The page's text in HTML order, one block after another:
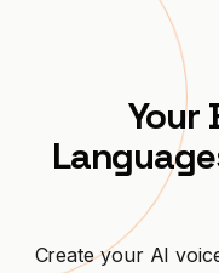
Διαθέσιμο
Ανάπτυξε το
Ξενοδοχείο
Ηλεκτρονικό
Διαχείριση
Τηλεπικοινωνίες
Χώρος
Υπηρεσίες
Δείτε όλες τις
Executive
Your
Create your AI